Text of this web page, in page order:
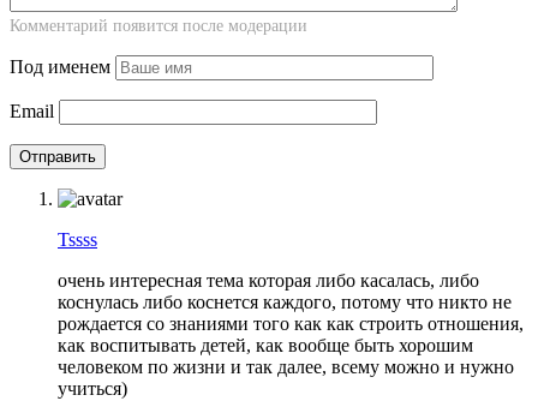
Комментарий появится после модерации
Под именем
Email
Tssss
очень интересная тема которая либо касалась, либо
коснулась либо коснется каждого, потому что никто не
рождается со знаниями того как как строить отношения,
как воспитывать детей, как вообще быть хорошим
человеком по жизни и так далее, всему можно и нужно
учиться)